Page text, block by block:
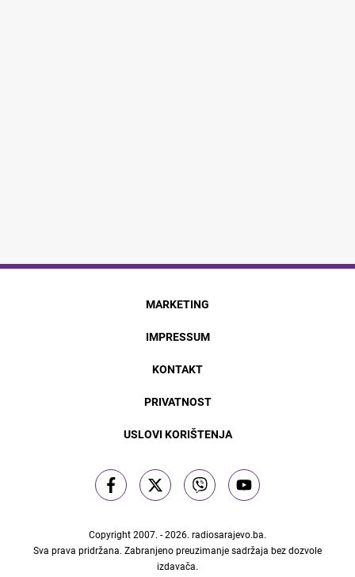
MARKETING
IMPRESSUM
KONTAKT
PRIVATNOST
USLOVI KORIŠTENJA
Copyright 2007. - 2026. radiosarajevo.ba.
Sva prava pridržana. Zabranjeno preuzimanje sadržaja bez dozvole
izdavača.